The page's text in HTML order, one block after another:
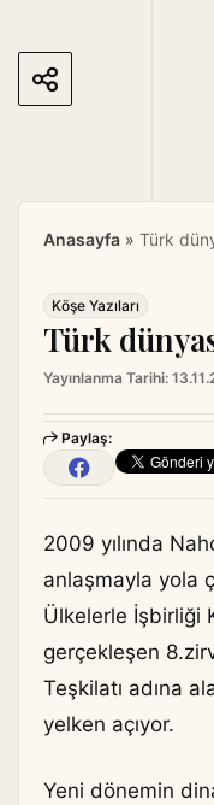
Anasayfa » Türk
Köşe Yazıları
Türk
Yayınlanma Tarihi:
Paylaş:
2009 yılında
anlaşmayla yola
Ülkelerle İşbirliği
gerçekleşen
Teşkilatı adına
yelken açıyor.
Yeni dönemin